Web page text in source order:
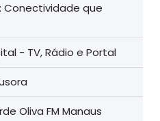
Conectividade que
- TV, Rádio e Portal
Oliva FM Manaus